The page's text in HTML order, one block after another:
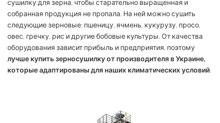
сушилку для зерна, чтобы старательно выращенная и
собранная продукция не пропала. На ней можно сушить
следующие зерновые: пшеницу, ячмень, кукурузу, просо,
овес, гречку, рис и другие бобовые культуры. От качества
оборудования зависит прибыль и предприятия, поэтому
лучше купить зерносушилку от производителя в Украине,
которые адаптированы для наших климатических условий.